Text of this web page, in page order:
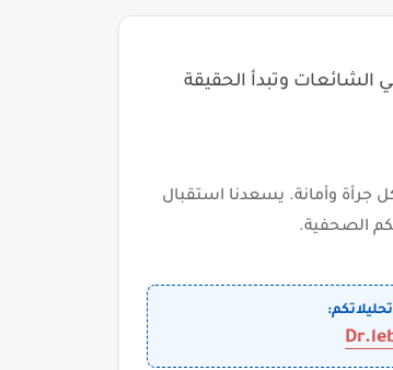
الشائعات وتبدأ الحقيقة
جرأة وأمانة. يسعدنا استقبال
الصحفية.